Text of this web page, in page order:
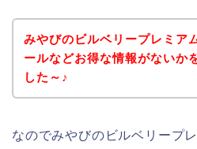
みやびのビルベリープレミア
ールなどお得な情報がないか
した～♪
なのでみやびのビルベリープ